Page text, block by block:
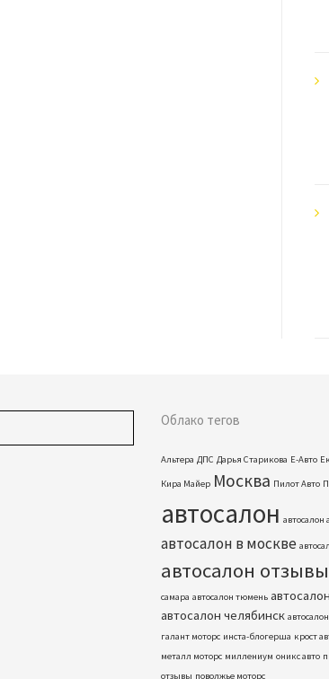
Облако тегов
Альтера ДПС Дарья Старикова Е-Авто
Кира Майер Москва Пилот Авто
автосалон автосалон
автосалон в москве
автосалон отзывы
самара автосалон тюмень
автосалон челябинск
галант моторс инста-блогерша крост
металл моторс миллениум оникс авто
отзывы поволжье моторс